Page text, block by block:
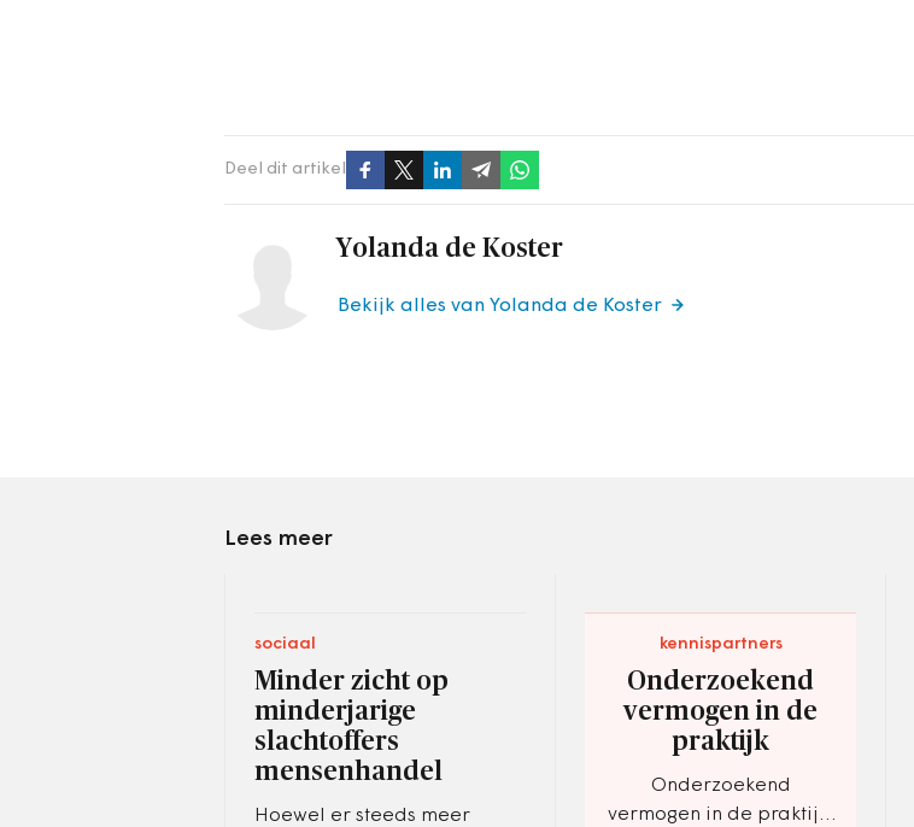
Deel dit artikel
Yolanda de Koster
Bekijk alles van Yolanda de Koster
Lees meer
sociaal
Minder zicht op
minderjarige
slachtoffers
mensenhandel
Hoewel er steeds meer
kennispartners
Onderzoekend
vermogen in de
praktijk
Onderzoekend
vermogen in de praktijk.